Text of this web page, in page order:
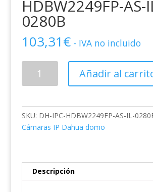
HDBW2249FP-AS-
0280B
103,31€ - IVA no incluido
AS-
IL-
Añadir al
SKU: DH-IPC-HDBW2249FP-AS-IL-
Cámaras IP Dahua domo
Descripción